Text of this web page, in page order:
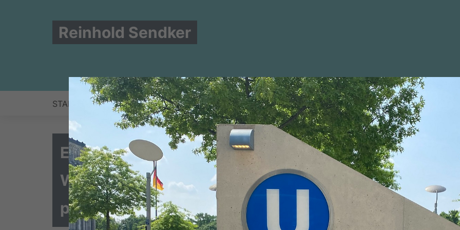
Reinhold Sendker
START NEWS ZUR PERSON BERLIN WAHLKREIS POSITIONEN BILDER NEWSLETTER
EU-Vertragsverletzungsverfahren wegen Nitraten
Wasser ist überflüssig - Deutschland braucht
praktische Düngeregeln